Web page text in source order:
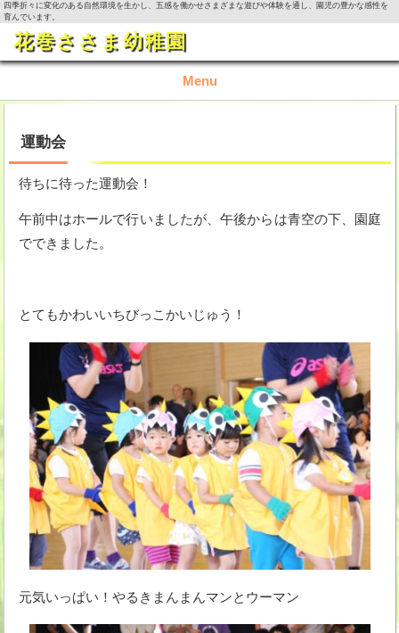
四季折々に変化のある自然環境を生かし、五感を働かせさまざまな遊びや体験を通し、園児の豊かな感性を
育んでいます。
花巻ささま幼稚園
Menu
園の概要
園の生活
運動会
待ちに待った運動会！
午前中はホールで行いましたが、午後からは青空の下、園庭
でできました。
とてもかわいいちびっこかいじゅう！
元気いっぱい！やるきまんまんマンとウーマン